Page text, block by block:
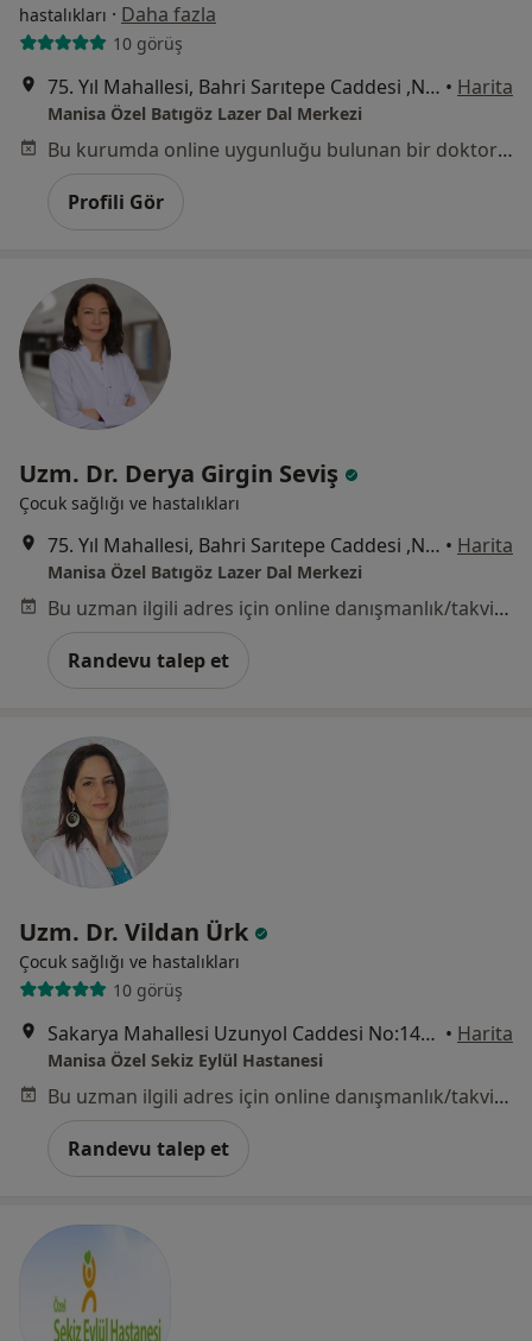
hastalıkları · Daha fazla
10 görüş
75. Yıl Mahallesi, Bahri Sarıtepe Caddesi ,No:49, Yunusemre / Manisa, Manisa • Harita
Manisa Özel Batıgöz Lazer Dal Merkezi
Bu kurumda online uygunluğu bulunan bir doktor veya uzman bulunamadı
Profili Gör
Uzm. Dr. Derya Girgin Seviş
Çocuk sağlığı ve hastalıkları
75. Yıl Mahallesi, Bahri Sarıtepe Caddesi ,No:49, Yunusemre / Manisa, Manisa • Harita
Manisa Özel Batıgöz Lazer Dal Merkezi
Bu uzman ilgili adres için online danışmanlık/takvim sunmuyor.
Randevu talep et
Uzm. Dr. Vildan Ürk
Çocuk sağlığı ve hastalıkları
10 görüş
Sakarya Mahallesi Uzunyol Caddesi No:140, Manisa • Harita
Manisa Özel Sekiz Eylül Hastanesi
Bu uzman ilgili adres için online danışmanlık/takvim sunmuyor.
Randevu talep et